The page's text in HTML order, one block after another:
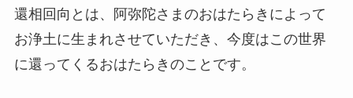
還相回向とは、阿弥陀さまのおはたらきによって
お浄土に生まれさせていただき、今度はこの世界
に還ってくるおはたらきのことです。